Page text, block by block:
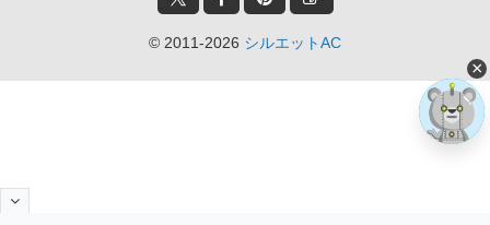
© 2011-2026 シルエットAC
×